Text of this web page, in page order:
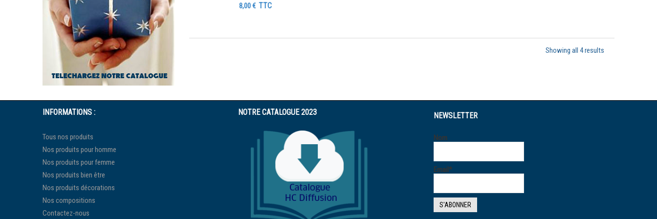
8,00€ TTC
Showing all 4 results
INFORMATIONS :
Tous nos produits
Nos produits pour homme
Nos produits pour femme
Nos produits bien être
Nos produits décorations
Nos compositions
Contactez-nous
NOTRE CATALOGUE 2023 NEWSLETTER
Nom
Email*